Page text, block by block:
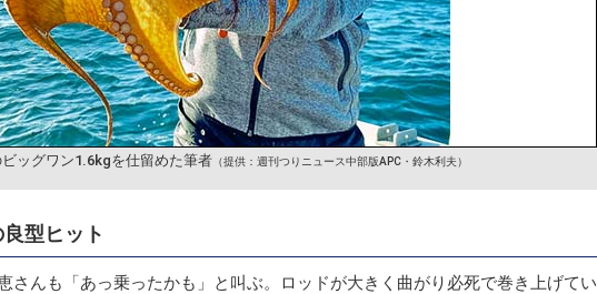
ビッグワン1.6kgを仕留めた筆者 （提供：週刊つりニュース中部版APC・鈴木利夫）
型ヒット
さんも「あっ乗ったかも」と叫ぶ。ロッドが大きく曲がり必死で巻き上げてい